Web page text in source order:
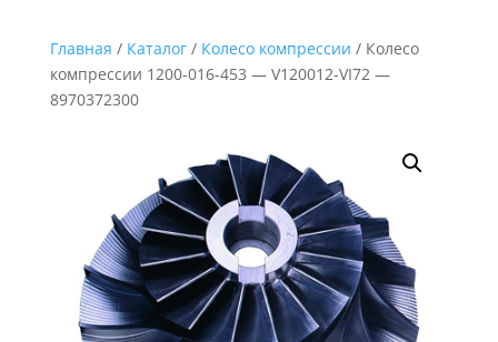
Главная / Каталог/ Колесо компрессии / Колесо
компрессии 1200-016-453 — V120012-VI72 —
8970372300